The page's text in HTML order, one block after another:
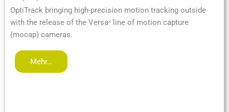
OptiTrack bringing high-precision motion tracking outside
with the release of the Versaˣ line of motion capture
(mocap) cameras.
Mehr…